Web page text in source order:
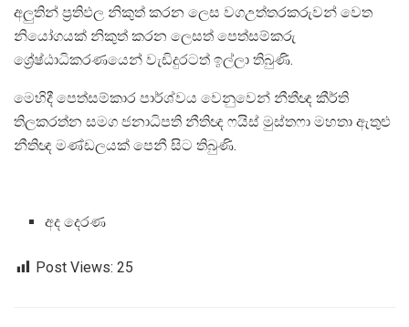
අලුතින් ප්‍රතිඵල නිකුත් කරන ලෙස වගඋත්තරකරුවන් වෙත
නියෝගයක් නිකුත් කරන ලෙසත් පෙත්සම්කරු
ශ්‍රේෂ්ඨාධිකරණයෙන් වැඩිදුරටත් ඉල්ලා තිබුණි.
මෙහිදී පෙත්සම්කාර පාර්ශ්වය වෙනුවෙන් නීතීඥ කීර්ති
තිලකරත්න සමග ජනාධිපති නීතිඥ ෆයිස් මුස්තෆා මහතා ඇතුළු
නීතිඥ මණ්ඩලයක් පෙනී සිට තිබුණි.
අද දෙරණ
Post Views: 25